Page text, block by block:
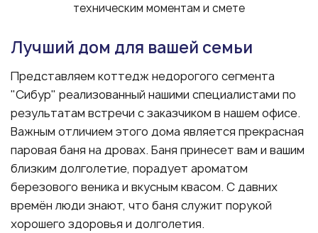
техническим моментам и смете
Лучший дом для вашей семьи
Представляем коттедж недорогого сегмента
"Сибур" реализованный нашими специалистами по
результатам встречи с заказчиком в нашем офисе.
Важным отличием этого дома является прекрасная
паровая баня на дровах. Баня принесет вам и вашим
близким долголетие, порадует ароматом
березового веника и вкусным квасом. С давних
времён люди знают, что баня служит порукой
хорошего здоровья и долголетия.